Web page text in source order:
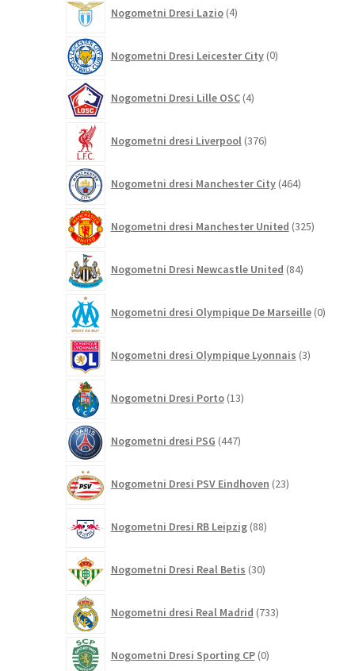
Nogometni Dresi Lazio 4izdelki
Nogometni Dresi Leicester City 0izdelkov
Nogometni Dresi Lille OSC 4izdelki
Nogometni dresi Liverpool 376izdelkov
Nogometni dresi Manchester City 464izdelkov
Nogometni dresi Manchester United 325izdelkov
Nogometni Dresi Newcastle United 84izdelkov
Nogometni dresi Olympique De Marseille 0
Nogometni dresi Olympique Lyonnais 3izdelki
Nogometni Dresi Porto 13izdelkov
Nogometni dresi PSG 447izdelkov
Nogometni Dresi PSV Eindhoven 23izdelkov
Nogometni Dresi RB Leipzig 88izdelkov
Nogometni Dresi Real Betis 30izdelkov
Nogometni dresi Real Madrid 733izdelkov
Nogometni Dresi Sporting CP 0izdelkov